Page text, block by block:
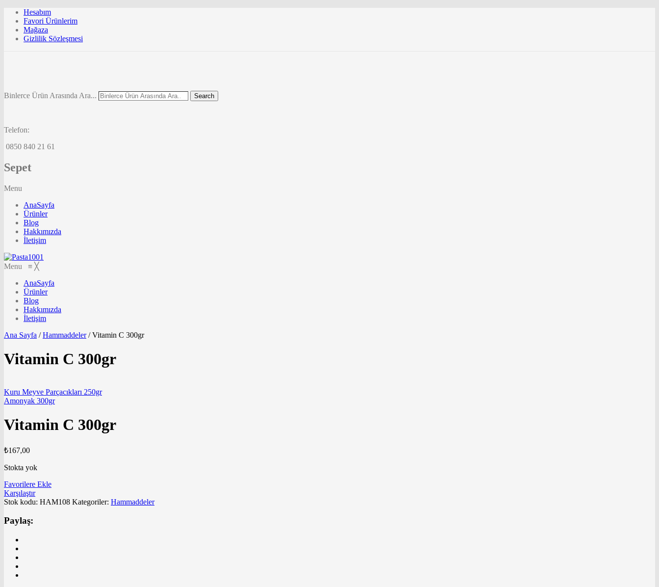
Hesabım
Favori Ürünlerim
Mağaza
Gizlilik Sözleşmesi
Binlerce Ürün Arasında Ara... Search
Telefon:
0850 840 21 61
Sepet
Menu
AnaSayfa
Ürünler
Blog
Hakkımızda
İletişim
Menu ≡ ╳
AnaSayfa
Ürünler
Blog
Hakkımızda
İletişim
Ana Sayfa / Hammaddeler /Vitamin C 300gr
Vitamin C 300gr
Kuru Meyve Parçacıkları 250gr
Amonyak 300gr
Vitamin C 300gr
₺167,00
Stokta yok
Favorilere Ekle
Karşılaştır
Stok kodu: HAM108 Kategoriler: Hammaddeler
Paylaş: